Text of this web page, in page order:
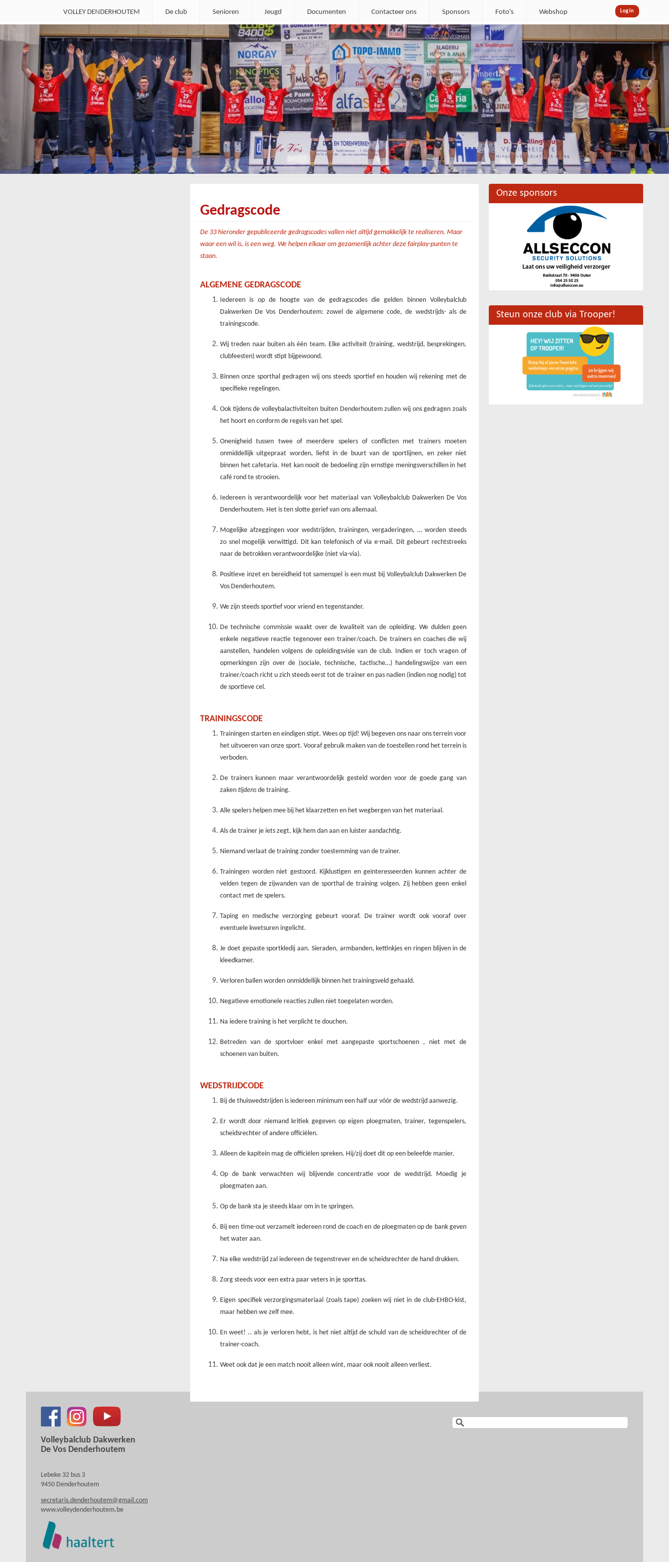
VOLLEY DENDERHOUTEM De club Senioren Jeugd Documenten Contacteer ons Sponsors Foto's Webshop Log in
Gedragscode
De 33 hieronder gepubliceerde gedragscodes vallen niet altijd gemakkelijk te realiseren. Maar
waar een wil is, is een weg. We helpen elkaar om gezamenlijk achter deze fairplay-punten te
staan.
ALGEMENE GEDRAGSCODE
Iedereen is op de hoogte van de gedragscodes die gelden binnen Volleybalclub
Dakwerken De Vos Denderhoutem: zowel de algemene code, de wedstrijds- als de
trainingscode.
Wij treden naar buiten als één team. Elke activiteit (training, wedstrijd, besprekingen,
clubfeesten) wordt stipt bijgewoond.
Binnen onze sporthal gedragen wij ons steeds sportief en houden wij rekening met de
specifieke regelingen.
Ook tijdens de volleybalactiviteiten buiten Denderhoutem zullen wij ons gedragen zoals
het hoort en conform de regels van het spel.
Onenigheid tussen twee of meerdere spelers of conflicten met trainers moeten
onmiddellijk uitgepraat worden, liefst in de buurt van de sportlijnen, en zeker niet
binnen het cafetaria. Het kan nooit de bedoeling zijn ernstige meningsverschillen in het
café rond te strooien.
Iedereen is verantwoordelijk voor het materiaal van Volleybalclub Dakwerken De Vos
Denderhoutem. Het is ten slotte gerief van ons allemaal.
Mogelijke afzeggingen voor wedstrijden, trainingen, vergaderingen, … worden steeds
zo snel mogelijk verwittigd. Dit kan telefonisch of via e-mail. Dit gebeurt rechtstreeks
naar de betrokken verantwoordelijke (niet via-via).
Positieve inzet en bereidheid tot samenspel is een must bij Volleybalclub Dakwerken De
Vos Denderhoutem.
We zijn steeds sportief voor vriend en tegenstander.
De technische commissie waakt over de kwaliteit van de opleiding. We dulden geen
enkele negatieve reactie tegenover een trainer/coach. De trainers en coaches die wij
aanstellen, handelen volgens de opleidingsvisie van de club. Indien er toch vragen of
opmerkingen zijn over de (sociale, technische, tactische…) handelingswijze van een
trainer/coach richt u zich steeds eerst tot de trainer en pas nadien (indien nog nodig) tot
de sportieve cel.
TRAININGSCODE
Trainingen starten en eindigen stipt. Wees op tijd! Wij begeven ons naar ons terrein voor
het uitvoeren van onze sport. Vooraf gebruik maken van de toestellen rond het terrein is
verboden.
De trainers kunnen maar verantwoordelijk gesteld worden voor de goede gang van
zaken tijdens de training.
Alle spelers helpen mee bij het klaarzetten en het wegbergen van het materiaal.
Als de trainer je iets zegt, kijk hem dan aan en luister aandachtig.
Niemand verlaat de training zonder toestemming van de trainer.
Trainingen worden niet gestoord. Kijklustigen en geïnteresseerden kunnen achter de
velden tegen de zijwanden van de sporthal de training volgen. Zij hebben geen enkel
contact met de spelers.
Taping en medische verzorging gebeurt vooraf. De trainer wordt ook vooraf over
eventuele kwetsuren ingelicht.
Je doet gepaste sportkledij aan. Sieraden, armbanden, kettinkjes en ringen blijven in de
kleedkamer.
Verloren ballen worden onmiddellijk binnen het trainingsveld gehaald.
Negatieve emotionele reacties zullen niet toegelaten worden.
Na iedere training is het verplicht te douchen.
Betreden van de sportvloer enkel met aangepaste sportschoenen , niet met de
schoenen van buiten.
WEDSTRIJDCODE
Bij de thuiswedstrijden is iedereen minimum een half uur vóór de wedstrijd aanwezig.
Er wordt door niemand kritiek gegeven op eigen ploegmaten, trainer, tegenspelers,
scheidsrechter of andere officiëlen.
Alleen de kapitein mag de officiëlen spreken. Hij/zij doet dit op een beleefde manier.
Op de bank verwachten wij blijvende concentratie voor de wedstrijd. Moedig je
ploegmaten aan.
Op de bank sta je steeds klaar om in te springen.
Bij een time-out verzamelt iedereen rond de coach en de ploegmaten op de bank geven
het water aan.
Na elke wedstrijd zal iedereen de tegenstrever en de scheidsrechter de hand drukken.
Zorg steeds voor een extra paar veters in je sporttas.
Eigen specifiek verzorgingsmateriaal (zoals tape) zoeken wij niet in de club-EHBO-kist,
maar hebben we zelf mee.
En weet! .. als je verloren hebt, is het niet altijd de schuld van de scheidsrechter of de
trainer-coach.
Weet ook dat je een match nooit alleen wint, maar ook nooit alleen verliest.
Onze sponsors
Steun onze club via Trooper!
Volleybalclub Dakwerken
De Vos Denderhoutem
Lebeke 32 bus 3
9450 Denderhoutem
secretaris.denderhoutem@gmail.com
www.volleydenderhoutem.be